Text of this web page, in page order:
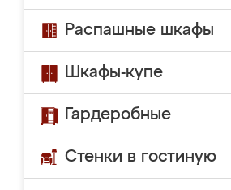
Распашные шкафы
Шкафы-купе
Гардеробные
Стенки в гостиную